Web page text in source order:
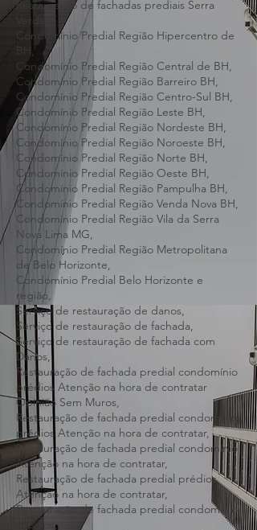
Restauração de fachadas prediais Ibirité,
Restauração de fachadas prediais Barreiro,
Restauração de fachadas prediais Serra
Verde,
Condomínio Predial Região Hipercentro de
BH,
Condomínio Predial Região Central de BH,
Condomínio Predial Região Barreiro BH,
Condomínio Predial Região Centro-Sul BH,
Condomínio Predial Região Leste BH,
Condomínio Predial Região Nordeste BH,
Condomínio Predial Região Noroeste BH,
Condomínio Predial Região Norte BH,
Condomínio Predial Região Oeste BH,
Condomínio Predial Região Pampulha BH,
Condomínio Predial Região Venda Nova BH,
Condomínio Predial Região Vila da Serra
Nova Lima MG,
Condomínio Predial Região Metropolitana
de Belo Horizonte,
Condomínio Predial Belo Horizonte e
região,
Serviço de restauração de danos,
Serviço de restauração de fachada,
Serviço de restauração de fachada com
Danos,
Restauração de fachada predial condomínio
prédios Atenção na hora de contratar
Opinião Sem Muros,
Restauração de fachada predial condomínio
prédios Atenção na hora de contratar,
Restauração de fachada predial condomínio
Atenção na hora de contratar,
Restauração de fachada predial prédios
Atenção na hora de contratar,